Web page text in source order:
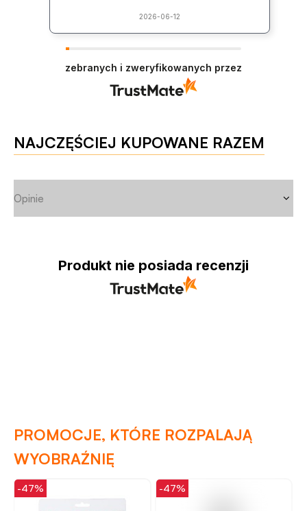
2026-06-12
zebranych i zweryfikowanych przez
NAJCZĘŚCIEJ KUPOWANE RAZEM
Opinie
Produkt nie posiada recenzji
PROMOCJE, KTÓRE ROZPALAJĄ
WYOBRAŹNIĘ
-47% -47%